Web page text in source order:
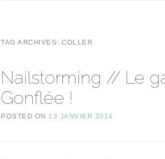
TAG ARCHIVES: COLLER
Nailstorming // Le
Gonflée !
POSTED ON 13 JANVIER 2014